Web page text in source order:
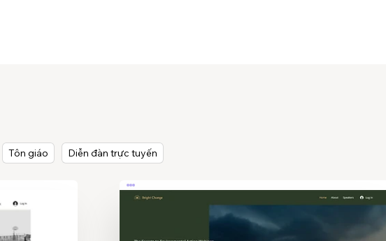
Tôn giáo Diễn đàn trực tuyến